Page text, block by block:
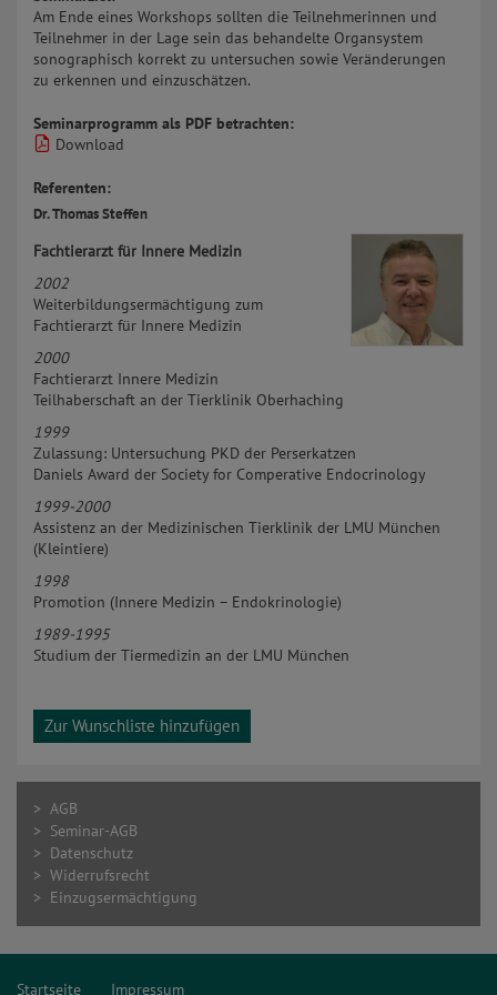
Am Ende eines Workshops sollten die Teilnehmerinnen und
Teilnehmer in der Lage sein das behandelte Organsystem
sonographisch korrekt zu untersuchen sowie Veränderungen
zu erkennen und einzuschätzen.
Seminarprogramm als PDF betrachten:
Download
Referenten:
Dr. Thomas Steffen
Fachtierarzt für Innere Medizin
2002
Weiterbildungsermächtigung zum
Fachtierarzt für Innere Medizin
2000
Fachtierarzt Innere Medizin
Teilhaberschaft an der Tierklinik Oberhaching
1999
Zulassung: Untersuchung PKD der Perserkatzen
Daniels Award der Society for Comperative Endocrinology
1999-2000
Assistenz an der Medizinischen Tierklinik der LMU München
(Kleintiere)
1998
Promotion (Innere Medizin – Endokrinologie)
1989-1995
Studium der Tiermedizin an der LMU München
Zur Wunschliste hinzufügen
> AGB
> Seminar-AGB
> Datenschutz
> Widerrufsrecht
> Einzugsermächtigung
Startseite Impressum